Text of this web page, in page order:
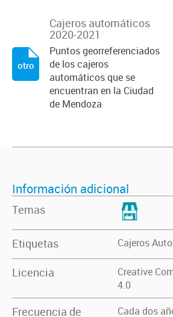
Cajeros automáticos
2020-2021
Puntos georreferenciados
de los cajeros
automáticos que se
encuentran en la Ciudad
de Mendoza
otro
Información adicional
Temas
Etiquetas Cajeros
Licencia
Creative
4.0
Frecuencia de
Cada dos